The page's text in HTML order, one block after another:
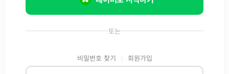
또는
비밀번호 찾기 회원가입